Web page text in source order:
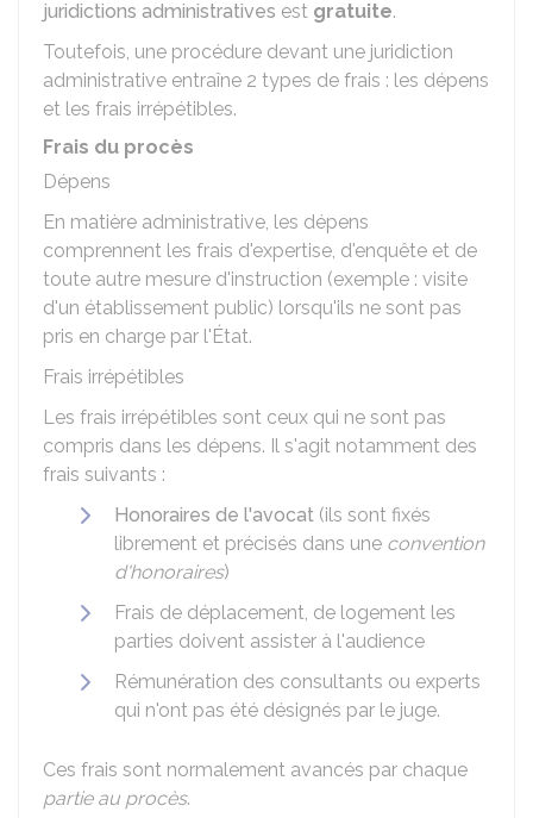
juridictions administratives est gratuite.
Toutefois, une procédure devant une juridiction
administrative entraîne 2 types de frais : les dépens
et les frais irrépétibles.
Frais du procès
Dépens
En matière administrative, les dépens
comprennent les frais d'expertise, d'enquête et de
toute autre mesure d'instruction (exemple : visite
d'un établissement public) lorsqu'ils ne sont pas
pris en charge par l'État.
Frais irrépétibles
Les frais irrépétibles sont ceux qui ne sont pas
compris dans les dépens. Il s'agit notamment des
frais suivants :
Honoraires de l'avocat (ils sont fixés
librement et précisés dans une convention
d'honoraires)
Frais de déplacement, de logement les
parties doivent assister à l'audience
Rémunération des consultants ou experts
qui n'ont pas été désignés par le juge.
Ces frais sont normalement avancés par chaque
partie au procès.